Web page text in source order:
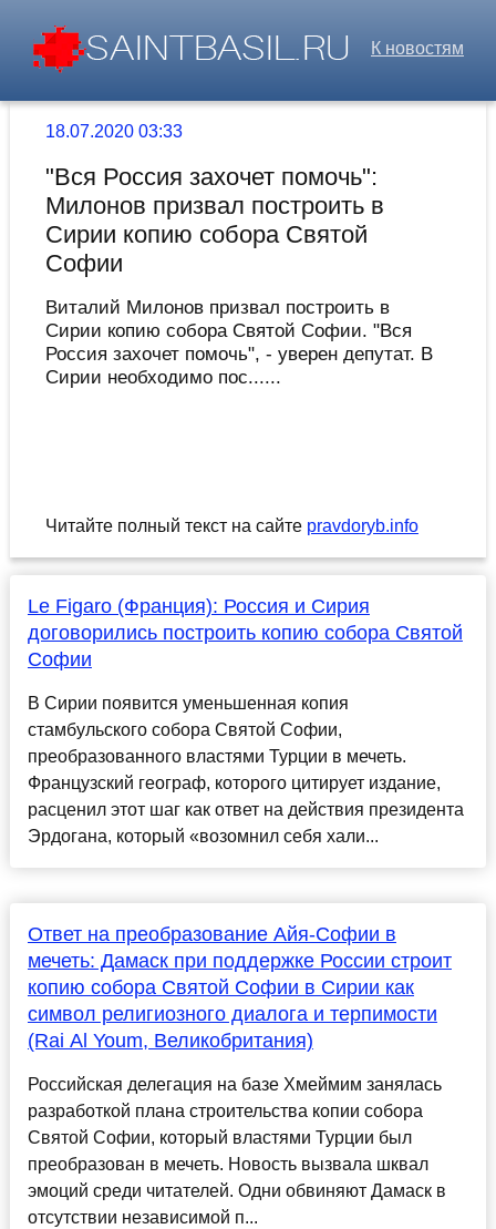
К новостям
18.07.2020 03:33
"Вся Россия захочет помочь":
Милонов призвал построить в
Сирии копию собора Святой
Софии
Виталий Милонов призвал построить в
Сирии копию собора Святой Софии. "Вся
Россия захочет помочь", - уверен депутат. В
Сирии необходимо пос......
Читайте полный текст на сайте pravdoryb.info
Le Figaro (Франция): Россия и Сирия
договорились построить копию собора Святой
Софии
В Сирии появится уменьшенная копия
стамбульского собора Святой Софии,
преобразованного властями Турции в мечеть.
Французский географ, которого цитирует издание,
расценил этот шаг как ответ на действия президента
Эрдогана, который «возомнил себя хали...
Ответ на преобразование Айя-Софии в
мечеть: Дамаск при поддержке России строит
копию собора Святой Софии в Сирии как
символ религиозного диалога и терпимости
(Rai Al Youm, Великобритания)
Российская делегация на базе Хмеймим занялась
разработкой плана строительства копии собора
Святой Софии, который властями Турции был
преобразован в мечеть. Новость вызвала шквал
эмоций среди читателей. Одни обвиняют Дамаск в
отсутствии независимой п...